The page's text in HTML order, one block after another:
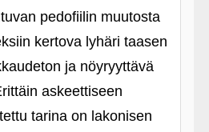
pedofiilin muutosta
kertova lyhäri taasen
ja nöyryyttävä
askeettiseen
tarina on lakonisen